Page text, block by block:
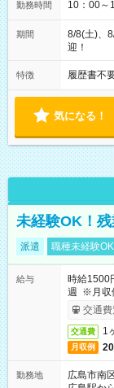
勤務時間 10：00～
期間
8/8(土)、
迎！
特徴 履歴書不
気になる！
未経験OK！
派遣 職種未経験OK
給与
時給1500
週 ※月収
ービス利
交通費
交通費 1
月収例
勤務地
広島市南